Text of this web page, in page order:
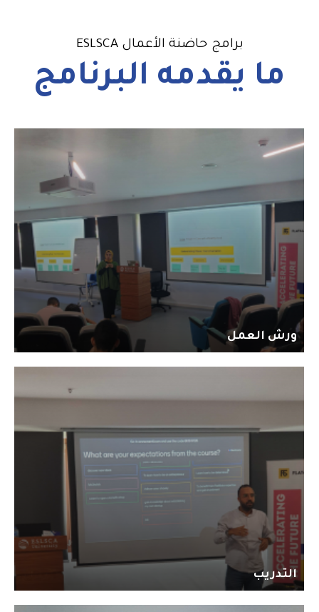
برامج حاضنة الأعمال ESLSCA
ما يقدمه البرنامج
ورش العمل
التدريب